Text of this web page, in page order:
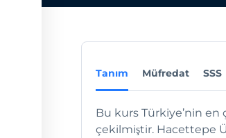
Tanım Müfredat SSS
Bu kurs Türkiye’nin en
çekilmiştir. Hacettepe